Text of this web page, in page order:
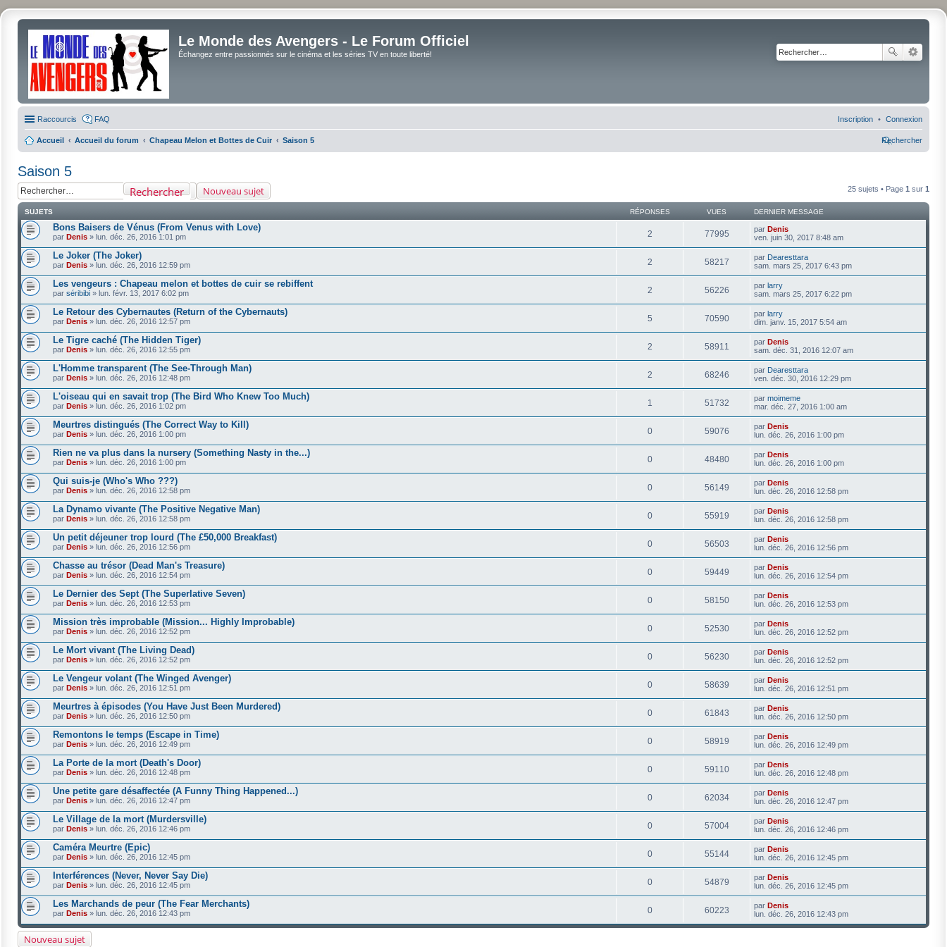
Le Monde des Avengers - Le Forum Officiel
Échangez entre passionnés sur le cinéma et les séries TV en toute liberté!
Raccourcis FAQ Connexion
Inscription
Accueil Accueil du forum Chapeau Melon et Bottes de Cuir Saison 5 Rechercher
Saison 5
Nouveau sujet
Rechercher 25 sujets • Page 1 sur 1
SUJETS RÉPONSES VUES DERNIER MESSAGE
Bons Baisers de Vénus (From Venus with Love)
par Denis » lun. déc. 26, 2016 1:01 pm 2 77995 par Denis
ven. juin 30, 2017 8:48 am
Le Joker (The Joker)
par Denis » lun. déc. 26, 2016 12:59 pm 2 58217 par Dearesttara
sam. mars 25, 2017 6:43 pm
Les vengeurs : Chapeau melon et bottes de cuir se rebiffent
par séribibi » lun. févr. 13, 2017 6:02 pm 2 56226 par larry
sam. mars 25, 2017 6:22 pm
Le Retour des Cybernautes (Return of the Cybernauts)
par Denis » lun. déc. 26, 2016 12:57 pm 5 70590 par larry
dim. janv. 15, 2017 5:54 am
Le Tigre caché (The Hidden Tiger)
par Denis » lun. déc. 26, 2016 12:55 pm 2 58911 par Denis
sam. déc. 31, 2016 12:07 am
L'Homme transparent (The See-Through Man)
par Denis » lun. déc. 26, 2016 12:48 pm 2 68246 par Dearesttara
ven. déc. 30, 2016 12:29 pm
L'oiseau qui en savait trop (The Bird Who Knew Too Much)
par Denis » lun. déc. 26, 2016 1:02 pm 1 51732 par moimeme
mar. déc. 27, 2016 1:00 am
Meurtres distingués (The Correct Way to Kill)
par Denis » lun. déc. 26, 2016 1:00 pm 0 59076 par Denis
lun. déc. 26, 2016 1:00 pm
Rien ne va plus dans la nursery (Something Nasty in the...)
par Denis » lun. déc. 26, 2016 1:00 pm 0 48480 par Denis
lun. déc. 26, 2016 1:00 pm
Qui suis-je (Who's Who ???)
par Denis » lun. déc. 26, 2016 12:58 pm 0 56149 par Denis
lun. déc. 26, 2016 12:58 pm
La Dynamo vivante (The Positive Negative Man)
par Denis » lun. déc. 26, 2016 12:58 pm 0 55919 par Denis
lun. déc. 26, 2016 12:58 pm
Un petit déjeuner trop lourd (The £50,000 Breakfast)
par Denis » lun. déc. 26, 2016 12:56 pm 0 56503 par Denis
lun. déc. 26, 2016 12:56 pm
Chasse au trésor (Dead Man's Treasure)
par Denis » lun. déc. 26, 2016 12:54 pm 0 59449 par Denis
lun. déc. 26, 2016 12:54 pm
Le Dernier des Sept (The Superlative Seven)
par Denis » lun. déc. 26, 2016 12:53 pm 0 58150 par Denis
lun. déc. 26, 2016 12:53 pm
Mission très improbable (Mission... Highly Improbable)
par Denis » lun. déc. 26, 2016 12:52 pm 0 52530 par Denis
lun. déc. 26, 2016 12:52 pm
Le Mort vivant (The Living Dead)
par Denis » lun. déc. 26, 2016 12:52 pm 0 56230 par Denis
lun. déc. 26, 2016 12:52 pm
Le Vengeur volant (The Winged Avenger)
par Denis » lun. déc. 26, 2016 12:51 pm 0 58639 par Denis
lun. déc. 26, 2016 12:51 pm
Meurtres à épisodes (You Have Just Been Murdered)
par Denis » lun. déc. 26, 2016 12:50 pm 0 61843 par Denis
lun. déc. 26, 2016 12:50 pm
Remontons le temps (Escape in Time)
par Denis » lun. déc. 26, 2016 12:49 pm 0 58919 par Denis
lun. déc. 26, 2016 12:49 pm
La Porte de la mort (Death's Door)
par Denis » lun. déc. 26, 2016 12:48 pm 0 59110 par Denis
lun. déc. 26, 2016 12:48 pm
Une petite gare désaffectée (A Funny Thing Happened...)
par Denis » lun. déc. 26, 2016 12:47 pm 0 62034 par Denis
lun. déc. 26, 2016 12:47 pm
Le Village de la mort (Murdersville)
par Denis » lun. déc. 26, 2016 12:46 pm 0 57004 par Denis
lun. déc. 26, 2016 12:46 pm
Caméra Meurtre (Epic)
par Denis » lun. déc. 26, 2016 12:45 pm 0 55144 par Denis
lun. déc. 26, 2016 12:45 pm
Interférences (Never, Never Say Die)
par Denis » lun. déc. 26, 2016 12:45 pm 0 54879 par Denis
lun. déc. 26, 2016 12:45 pm
Les Marchands de peur (The Fear Merchants)
par Denis » lun. déc. 26, 2016 12:43 pm 0 60223 par Denis
lun. déc. 26, 2016 12:43 pm
Nouveau sujet